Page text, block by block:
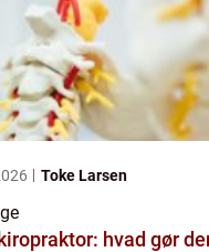
Toke Larsen
hvad gør